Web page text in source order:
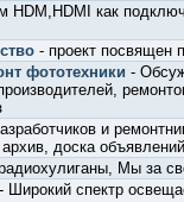
как
- проект посвящен
фототехники -
и
доска
Мы за
Широкий спектр